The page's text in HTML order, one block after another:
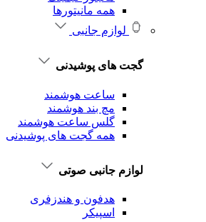
همه مانیتورها
لوازم جانبی
گجت های پوشیدنی
ساعت هوشمند
مچ بند هوشمند
گلس ساعت هوشمند
همه گجت های پوشیدنی
لوازم جانبی صوتی
هدفون و هندزفری
اسپیکر